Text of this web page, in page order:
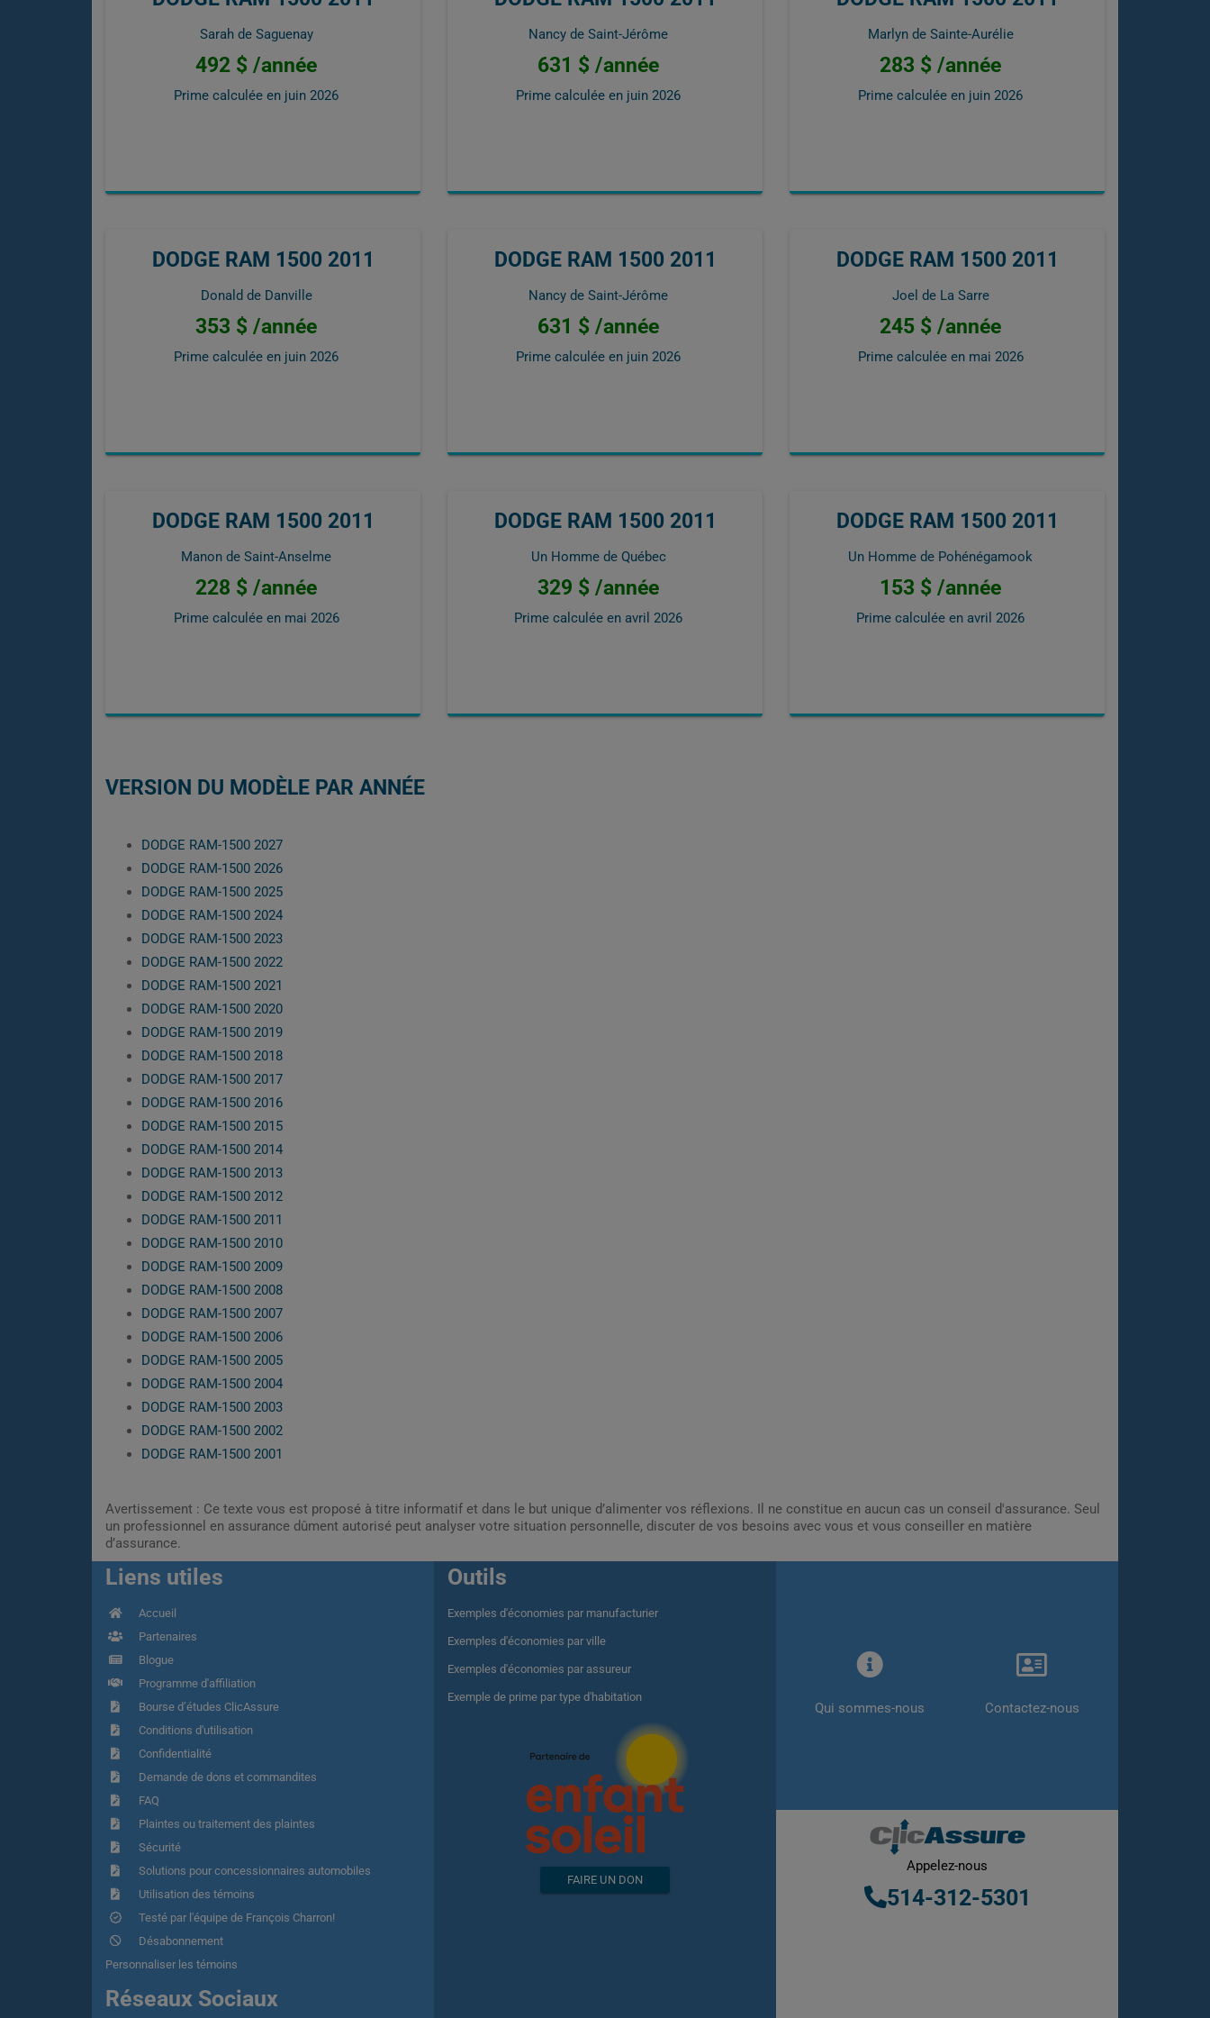
Sarah de Saguenay
492 $ /année
Prime calculée en juin 2026
Nancy de Saint-Jérôme
631 $ /année
Prime calculée en juin 2026
Marlyn de Sainte-Aurélie
283 $ /année
Prime calculée en juin 2026
DODGE RAM 1500 2011
Donald de Danville
353 $ /année
Prime calculée en juin 2026
DODGE RAM 1500 2011
Nancy de Saint-Jérôme
631 $ /année
Prime calculée en juin 2026
DODGE RAM 1500 2011
Joel de La Sarre
245 $ /année
Prime calculée en mai 2026
DODGE RAM 1500 2011
Manon de Saint-Anselme
228 $ /année
Prime calculée en mai 2026
DODGE RAM 1500 2011
Un Homme de Québec
329 $ /année
Prime calculée en avril 2026
DODGE RAM 1500 2011
Un Homme de Pohénégamook
153 $ /année
Prime calculée en avril 2026
VERSION DU MODÈLE PAR ANNÉE
DODGE RAM-1500 2027
DODGE RAM-1500 2026
DODGE RAM-1500 2025
DODGE RAM-1500 2024
DODGE RAM-1500 2023
DODGE RAM-1500 2022
DODGE RAM-1500 2021
DODGE RAM-1500 2020
DODGE RAM-1500 2019
DODGE RAM-1500 2018
DODGE RAM-1500 2017
DODGE RAM-1500 2016
DODGE RAM-1500 2015
DODGE RAM-1500 2014
DODGE RAM-1500 2013
DODGE RAM-1500 2012
DODGE RAM-1500 2011
DODGE RAM-1500 2010
DODGE RAM-1500 2009
DODGE RAM-1500 2008
DODGE RAM-1500 2007
DODGE RAM-1500 2006
DODGE RAM-1500 2005
DODGE RAM-1500 2004
DODGE RAM-1500 2003
DODGE RAM-1500 2002
DODGE RAM-1500 2001
Avertissement : Ce texte vous est proposé à titre informatif et dans le but unique d’alimenter vos réflexions. Il ne constitue en aucun cas un conseil d'assurance. Seul
un professionnel en assurance dûment autorisé peut analyser votre situation personnelle, discuter de vos besoins avec vous et vous conseiller en matière
d’assurance.
Liens utiles
Accueil
Partenaires
Blogue
Programme d'affiliation
Bourse d’études ClicAssure
Conditions d'utilisation
Confidentialité
Demande de dons et commandites
FAQ
Plaintes ou traitement des plaintes
Sécurité
Solutions pour concessionnaires automobiles
Utilisation des témoins
Testé par l'équipe de François Charron!
Désabonnement
Personnaliser les témoins
Réseaux Sociaux
Outils
Exemples d'économies par manufacturier
Exemples d'économies par ville
Exemples d'économies par assureur
Exemple de prime par type d'habitation
FAIRE UN DON
Qui sommes-nous Contactez-nous
Appelez-nous
514-312-5301